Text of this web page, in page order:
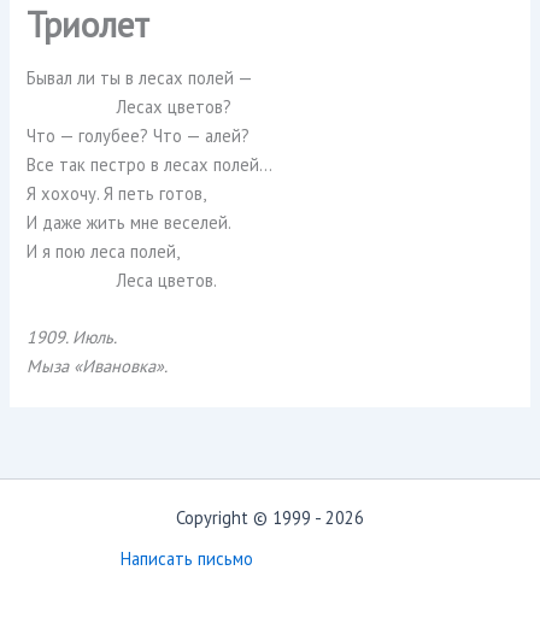
Триолет
Бывал ли ты в лесах полей —
Лесах цветов?
Что — голубее? Что — алей?
Все так пестро в лесах полей…
Я хохочу. Я петь готов,
И даже жить мне веселей.
И я пою леса полей,
Леса цветов.
1909. Июль.
Мыза «Ивановка».
Copyright © 1999 - 2026
Написать письмо